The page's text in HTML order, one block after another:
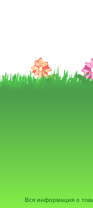
Вся информация о